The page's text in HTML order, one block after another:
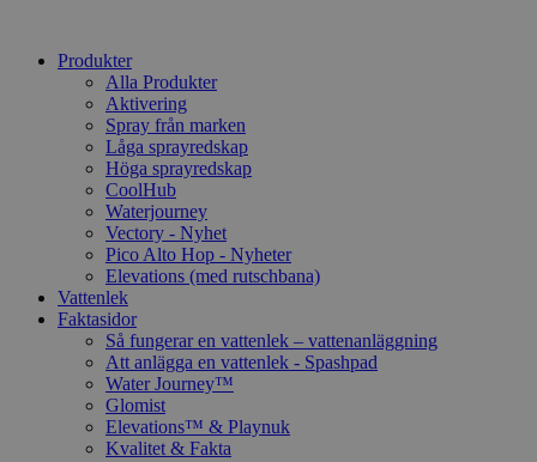
Produkter
Alla Produkter
Aktivering
Spray från marken
Låga sprayredskap
Höga sprayredskap
CoolHub
Waterjourney
Vectory - Nyhet
Pico Alto Hop - Nyheter
Elevations (med rutschbana)
Vattenlek
Faktasidor
Så fungerar en vattenlek – vattenanläggning
Att anlägga en vattenlek - Spashpad
Water Journey™
Glomist
Elevations™ & Playnuk
Kvalitet & Fakta